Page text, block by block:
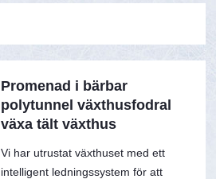
Promenad i bärbar
polytunnel växthusfodral
växa tält växthus
Vi har utrustat växthuset med ett
intelligent ledningssystem för att